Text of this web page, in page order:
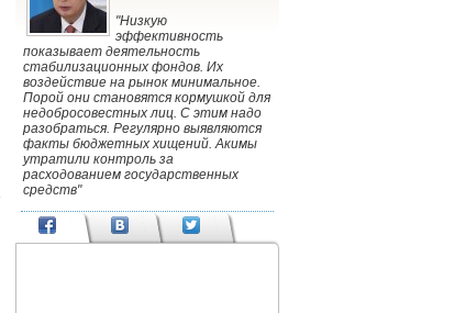
"Низкую
эффективность
показывает деятельность
стабилизационных фондов. Их
воздействие на рынок минимальное.
Порой они становятся кормушкой для
недобросовестных лиц. С этим надо
разобраться. Регулярно выявляются
факты бюджетных хищений. Акимы
утратили контроль за
расходованием государственных
средств"